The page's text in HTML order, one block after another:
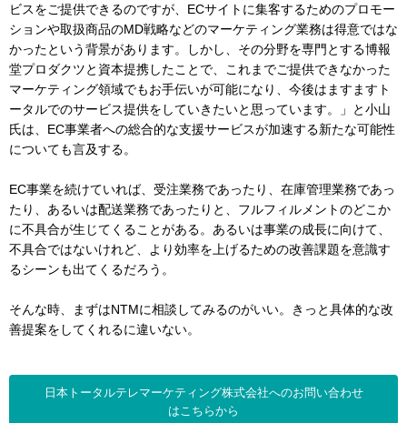
ビスをご提供できるのですが、ECサイトに集客するためのプロモー
ションや取扱商品のMD戦略などのマーケティング業務は得意ではな
かったという背景があります。しかし、その分野を専門とする博報
堂プロダクツと資本提携したことで、これまでご提供できなかった
マーケティング領域でもお手伝いが可能になり、今後はますますト
ータルでのサービス提供をしていきたいと思っています。」と小山
氏は、EC事業者への総合的な支援サービスが加速する新たな可能性
についても言及する。
EC事業を続けていれば、受注業務であったり、在庫管理業務であっ
たり、あるいは配送業務であったりと、フルフィルメントのどこか
に不具合が生じてくることがある。あるいは事業の成長に向けて、
不具合ではないけれど、より効率を上げるための改善課題を意識す
るシーンも出てくるだろう。
そんな時、まずはNTMに相談してみるのがいい。きっと具体的な改
善提案をしてくれるに違いない。
日本トータルテレマーケティング株式会社へのお問い合わせ
はこちらから